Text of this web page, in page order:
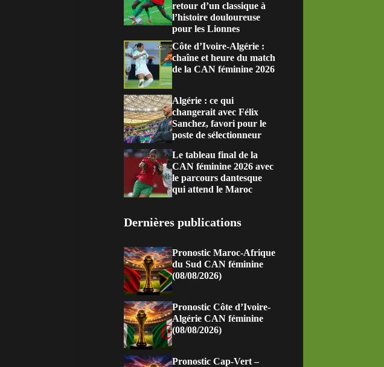
retour d’un classique à
l’histoire douloureuse
pour les Lionnes
Côte d’Ivoire-Algérie :
chaîne et heure du match
de la CAN féminine 2026
Algérie : ce qui
changerait avec Félix
Sanchez, favori pour le
poste de sélectionneur
Le tableau final de la
CAN féminine 2026 avec
le parcours dantesque
qui attend le Maroc
Dernières publications
Pronostic Maroc-Afrique
du Sud CAN féminine
(08/08/2026)
Pronostic Côte d’Ivoire-
Algérie CAN féminine
(08/08/2026)
Pronostic Cap-Vert –